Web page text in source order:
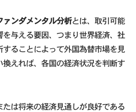
ァンダメンタル分析とは、取引可能
与える要因、つまり世界経済、社
ることによって外国為替市場を見
えれば、各国の経済状況を判断す
は将来の経済見通しが良好である